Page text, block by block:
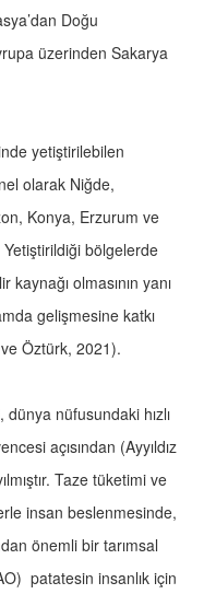
Doğu
üzerinden Sakarya
yetiştirilebilen
olarak Niğde,
Konya, Erzurum ve
Yetiştirildiği bölgelerde
olmasının yanı
gelişmesine katkı
Öztürk, 2021).
dünya nüfusundaki hızlı
açısından (Ayyıldız
Taze tüketimi ve
insan beslenmesinde,
önemli bir tarımsal
patatesin insanlık için